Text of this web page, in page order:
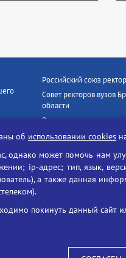
Российский союз
Совет ректоров вузов
области
Росстудцентр
Наши партнёры
Портал «Русский язык»
Учительская газета
Единый портал
об использовании cookies
может помочь нам
ip-адрес; тип, язык,
а также данная
покинуть данный сайт